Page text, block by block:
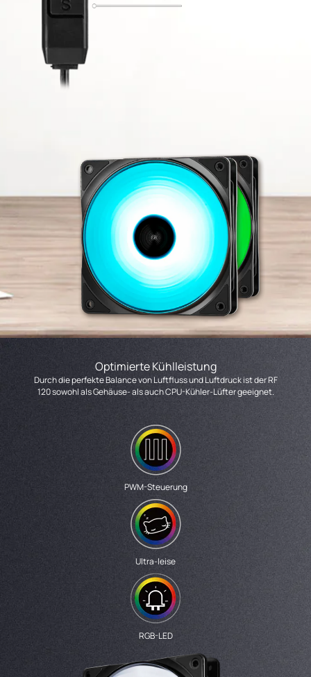
Optimierte Kühlleistung
Durch die perfekte Balance von Luftfluss und Luftdruck ist der RF
120 sowohl als Gehäuse- als auch CPU-Kühler-Lüfter geeignet.
PWM-Steuerung
Ultra-leise
RGB-LED